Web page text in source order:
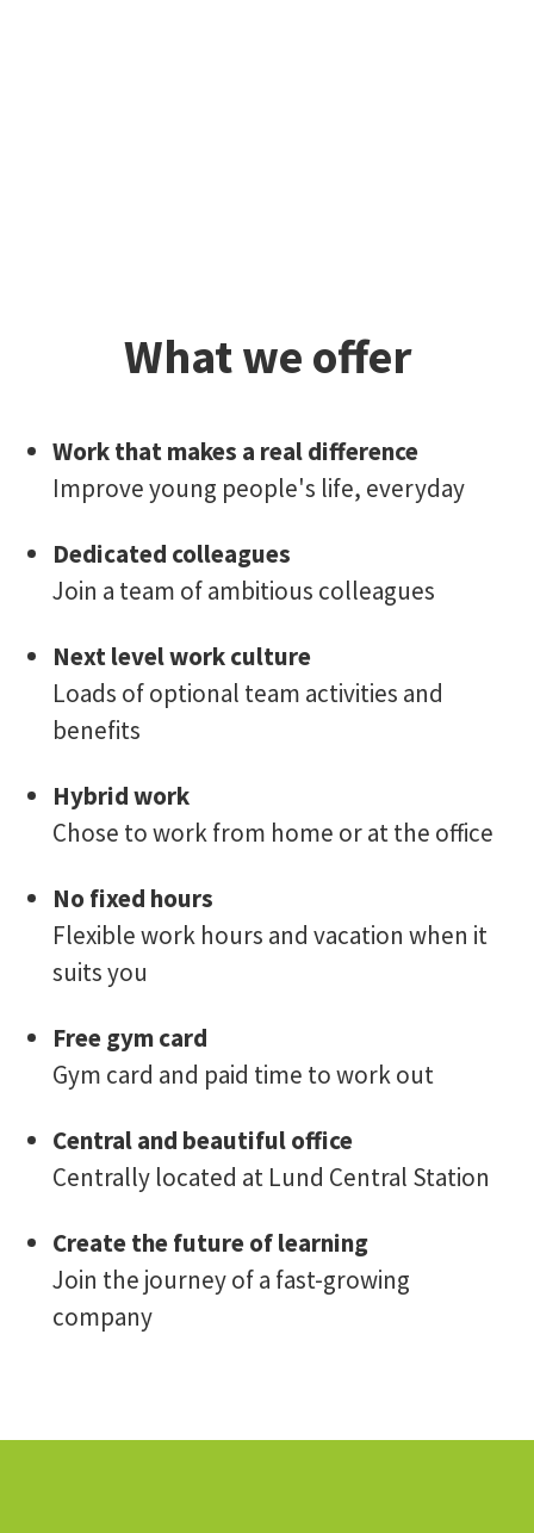
What we offer
Work that makes a real difference
Improve young people's life, everyday
Dedicated colleagues
Join a team of ambitious colleagues
Next level work culture
Loads of optional team activities and
benefits
Hybrid work
Chose to work from home or at the office
No fixed hours
Flexible work hours and vacation when it
suits you
Free gym card
Gym card and paid time to work out
Central and beautiful office
Centrally located at Lund Central Station
Create the future of learning
Join the journey of a fast-growing
company